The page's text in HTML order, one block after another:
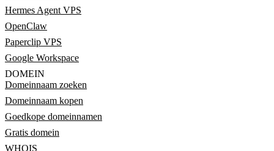
Hermes Agent VPS
OpenClaw
Paperclip VPS
Google Workspace
DOMEIN
Domeinnaam zoeken
Domeinnaam kopen
Goedkope domeinnamen
Gratis domein
WHOIS